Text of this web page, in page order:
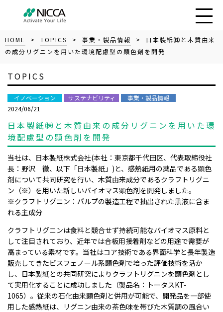
HOME > TOPICS > 事業・製品情報
> 日本製紙㈱と木質由来
の成分リグニンを用いた環境配慮型の顕色剤を開発
TOPICS
イノベーション サステナビリティ
事業・製品情報
2024/06/21
日本製紙㈱と木質由来の成分リグニンを用いた環
境配慮型の顕色剤を開発
当社は、日本製紙株式会社(本社：東京都千代田区、代表取締役社
長：野沢 徹、以下「日本製紙」)と、感熱紙用の薬品である顕色
剤について共同研究を行い、木質由来成分であるクラフトリグニ
ン（※）を用いた新しいバイオマス顕色剤を開発しました。
※クラフトリグニン：パルプの製造工程で抽出された黒液に含ま
れる主成分
クラフトリグニンは食料と競合せず持続可能なバイオマス原料と
して注目されており、近年では合板用接着剤などの用途で需要が
高まっている素材です。当社はコア技術である界面科学と長年製造
販売してきたビスフェノール系顕色剤で培った評価技術を活か
し、日本製紙との共同研究によりクラフトリグニンを顕色剤とし
て実用化することに成功しました（製品名：トータスKT-
1065）。従来の石化由来顕色剤と併用が可能で、開発品を一部使
用した感熱紙は、リグニン由来の茶色味を帯びた木質調の風合い